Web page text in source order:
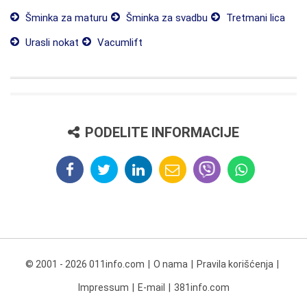
Šminka za maturu
Šminka za svadbu
Tretmani lica
Urasli nokat
Vacumlift
PODELITE INFORMACIJE
© 2001 - 2026 011info.com O nama Pravila korišćenja
Impressum E-mail 381info.com